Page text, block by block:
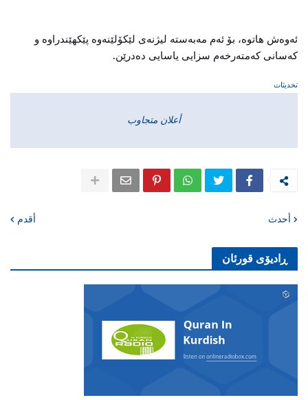
ئەوەش هاتوە، بۆ ئەم مەبەستە لیژنەی لێکۆلێنەوە پێکهێندراوە و
کەسانی کەمتەرخەم سزایی یاسایی دەدرێن.
تحديثات
أعلان متجاوب
أحدث أقدم
ڕادیۆی قورئان